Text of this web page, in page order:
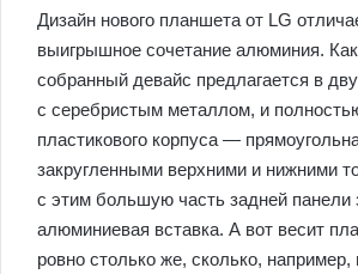
Дизайн нового планшета от LG
выигрышное сочетание алюминия.
собранный девайс предлагается в
с серебристым металлом, и
пластикового корпуса —
закругленными верхними и нижними
с этим большую часть задней панели
алюминиевая вставка. А вот весит
ровно столько же, сколько,